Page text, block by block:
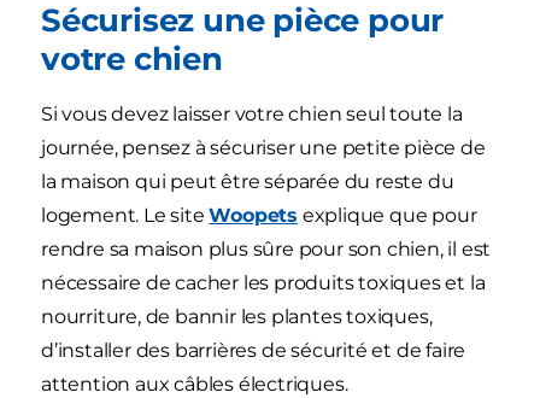
Sécurisez une pièce pour
votre chien
Si vous devez laisser votre chien seul toute la
journée, pensez à sécuriser une petite pièce de
la maison qui peut être séparée du reste du
logement. Le siteWoopets explique que pour
rendre sa maison plus sûre pour son chien, il est
nécessaire de cacher les produits toxiques et la
nourriture, de bannir les plantes toxiques,
d’installer des barrières de sécurité et de faire
attention aux câbles électriques.